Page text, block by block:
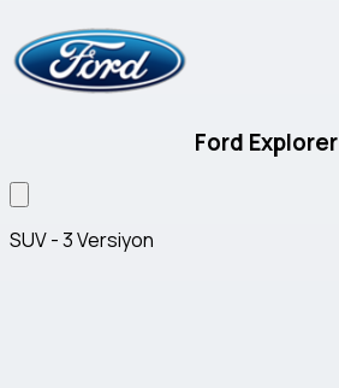
Ford Explorer
SUV - 3 Versiyon